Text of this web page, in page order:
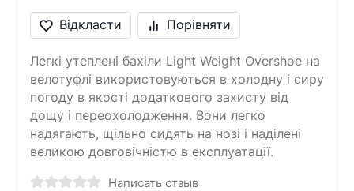
Відкласти Порівняти
Легкі утеплені бахіли Light Weight Overshoe на
велотуфлі використовуються в холодну і сиру
погоду в якості додаткового захисту від
дощу і переохолодження. Вони легко
надягають, щільно сидять на нозі і наділені
великою довговічністю в експлуатації.
Написать отзыв